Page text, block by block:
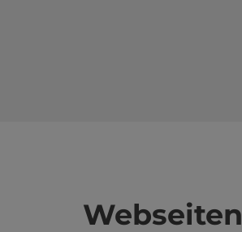
Webseiten